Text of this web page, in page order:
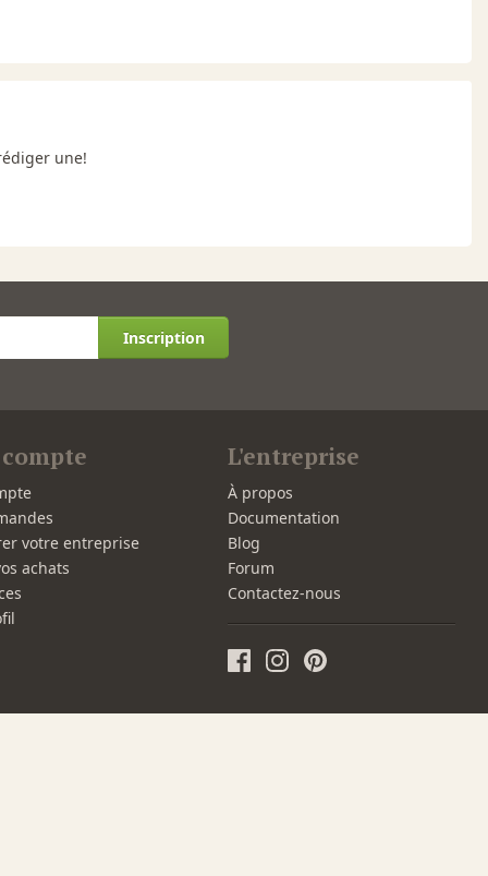
une!
Inscription
votre entreprise
achats
L'entreprise
À propos
Documentation
Blog
Forum
Contactez-nous